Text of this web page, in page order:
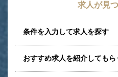
求人が見
条件を入力して求人を探す
おすすめ求人を紹介してもら